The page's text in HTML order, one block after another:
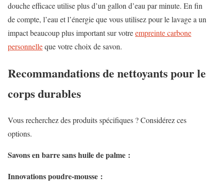
douche efficace utilise plus d’un gallon d’eau par minute. En fin
de compte, l’eau et l’énergie que vous utilisezpourle lavage a un
impact beaucoup plus important sur votreempreinte carbone
personnelleque votre choix de savon.
Recommandations de nettoyants pour le
corps durables
Vous recherchez des produits spécifiques ? Considérez ces
options.
Savons en barre sans huile de palme :
Innovations poudre-mousse :